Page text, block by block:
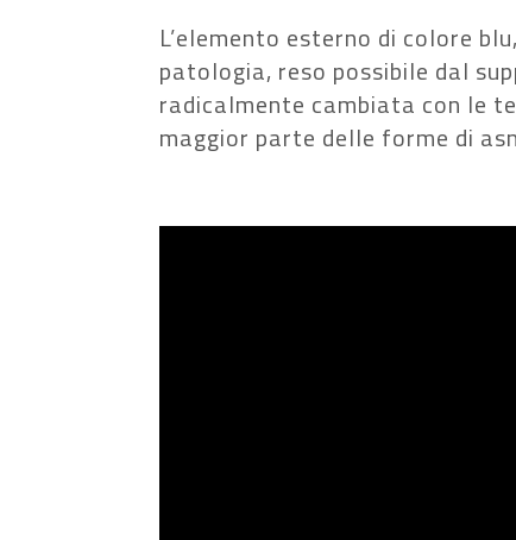
L’elemento esterno di colore
patologia, reso possibile dal
radicalmente cambiata con le
maggior parte delle forme di